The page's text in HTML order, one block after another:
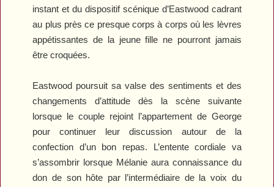
instant et du dispositif scénique d’Eastwood cadrant
au plus près ce presque corps à corps où les lèvres
appétissantes de la jeune fille ne pourront jamais
être croquées.
Eastwood poursuit sa valse des sentiments et des
changements d’attitude dès la scène suivante
lorsque le couple rejoint l’appartement de George
pour continuer leur discussion autour de la
confection d’un bon repas. L’entente cordiale va
s’assombrir lorsque Mélanie aura connaissance du
don de son hôte par l’intermédiaire de la voix du